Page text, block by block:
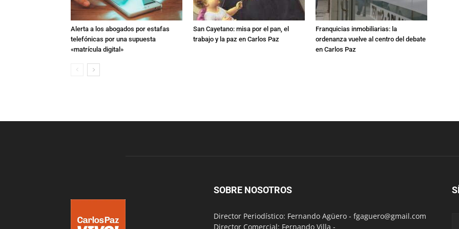
Alerta a los abogados por estafas
telefónicas por una supuesta
«matrícula digital»
San Cayetano: misa por el pan, el
trabajo y la paz en Carlos Paz
Franquicias inmobiliarias: la
ordenanza vuelve al centro del debate
en Carlos Paz
SOBRE NOSOTROS
Director Periodístico: Fernando Agüero - fgaguero@gmail.com
Director Comercial: Fernando Villa -